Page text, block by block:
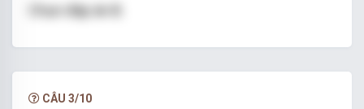
Chọn đáp án B.
CÂU 3/10